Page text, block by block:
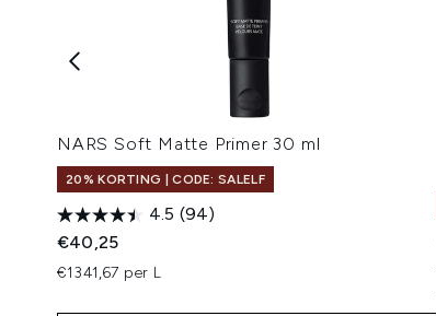
NARS Soft Matte Primer 30 ml
20% KORTING | CODE: SALELF
4.5 (94)
€40,25
€1341,67 per L